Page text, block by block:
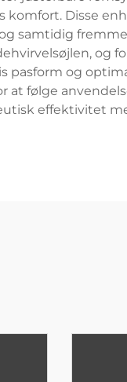
komfort. Disse
samtidig
og
pasform og
at følge
effektivitet